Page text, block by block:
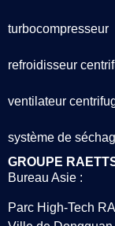
turbocompresseur
refroidisseur
ventilateur
système de
GROUPE
Bureau Asie :
Parc High-Tech